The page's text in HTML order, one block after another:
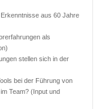
aus 60 Jahre
als
stellen sich in der
bei der Führung von
Team? (Input und